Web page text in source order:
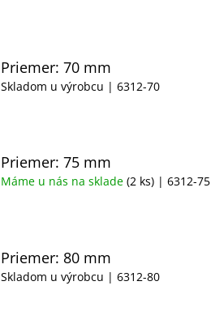
Priemer: 70 mm
Skladom u výrobcu | 6312-70
Priemer: 75 mm
Máme u nás na sklade (2 ks) | 6312-75
Priemer: 80 mm
Skladom u výrobcu | 6312-80